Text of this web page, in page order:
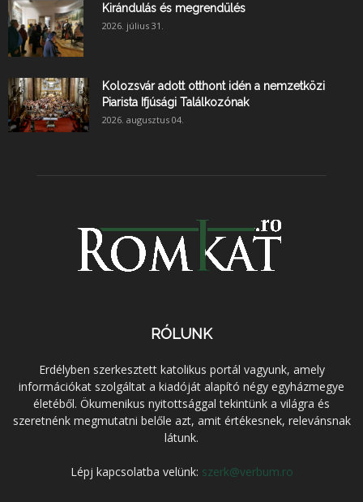
Kirándulás és megrendülés
2026. július 31.
Kolozsvár adott otthont idén a nemzetközi
Piarista Ifjúsági Találkozónak
2026. augusztus 04.
RÓLUNK
Erdélyben szerkesztett katolikus portál vagyunk, amely
információkat szolgáltat a kiadóját alapító négy egyházmegye
életéből. Ökumenikus nyitottsággal tekintünk a világra és
szeretnénk megmutatni belőle azt, amit értékesnek, relevánsnak
látunk.
Lépj kapcsolatba velünk: szerk@verbum.ro